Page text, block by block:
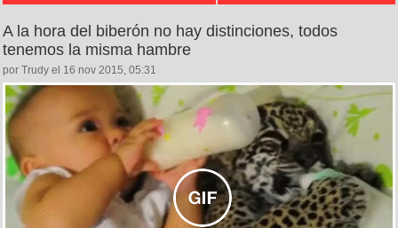
A la hora del biberón no hay distinciones, todos
tenemos la misma hambre
por Trudy el 16 nov 2015, 05:31